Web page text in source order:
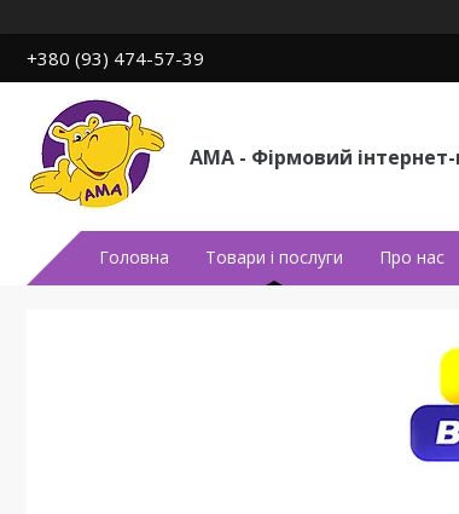
+380 (93) 474-57-39
АМА - Фірмовий
Головна Товари і послуги Про нас